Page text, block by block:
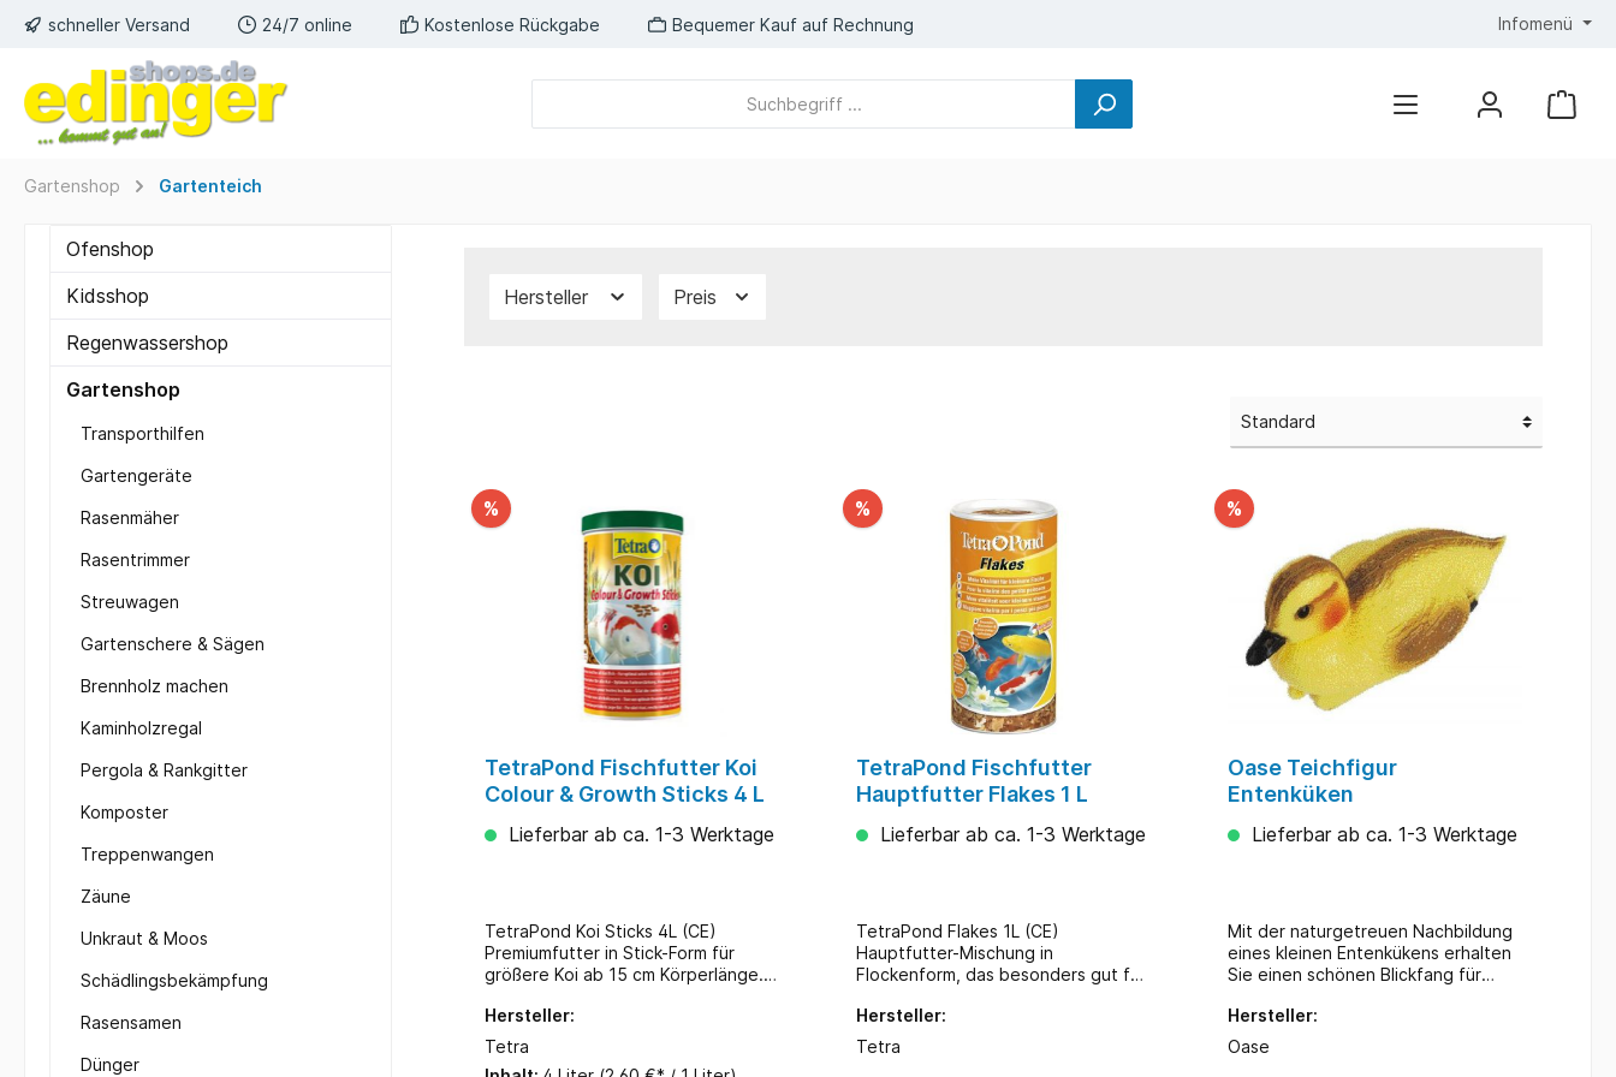
schneller Versand 24/7 online Kostenlose Rückgabe Bequemer Kauf auf Rechnung Infomenü
Gartenshop Gartenteich
Ofenshop
Kidsshop
Regenwassershop
Gartenshop
Transporthilfen
Gartengeräte
Rasenmäher
Rasentrimmer
Streuwagen
Gartenschere & Sägen
Brennholz machen
Kaminholzregal
Pergola & Rankgitter
Komposter
Treppenwangen
Zäune
Unkraut & Moos
Schädlingsbekämpfung
Rasensamen
Dünger
Hersteller Preis
%
TetraPond Fischfutter Koi
Colour & Growth Sticks 4 L
Lieferbar ab ca. 1-3 Werktage
TetraPond Koi Sticks 4L (CE)
Premiumfutter in Stick-Form für
größere Koi ab 15 cm Körperlänge.
Farbenpracht. Ideal geeignet zum
Aufbau von wichtigen
Hersteller:
Tetra
%
TetraPond Fischfutter
Hauptfutter Flakes 1 L
Lieferbar ab ca. 1-3 Werktage
TetraPond Flakes 1L (CE)
Hauptfutter-Mischung in
Flockenform, das besonders gut für
Gartenteich geeignet ist. Für eine
vollwertige und ausgewogene
Hersteller:
Tetra
%
Oase Teichfigur
Entenküken
Lieferbar ab ca. 1-3 Werktage
Mit der naturgetreuen Nachbildung
eines kleinen Entenkükens erhalten
Sie einen schönen Blickfang für
hochwertigem Kunststoff
Abmessungen: LxBxH 70 x 75 mm
Hersteller:
Oase